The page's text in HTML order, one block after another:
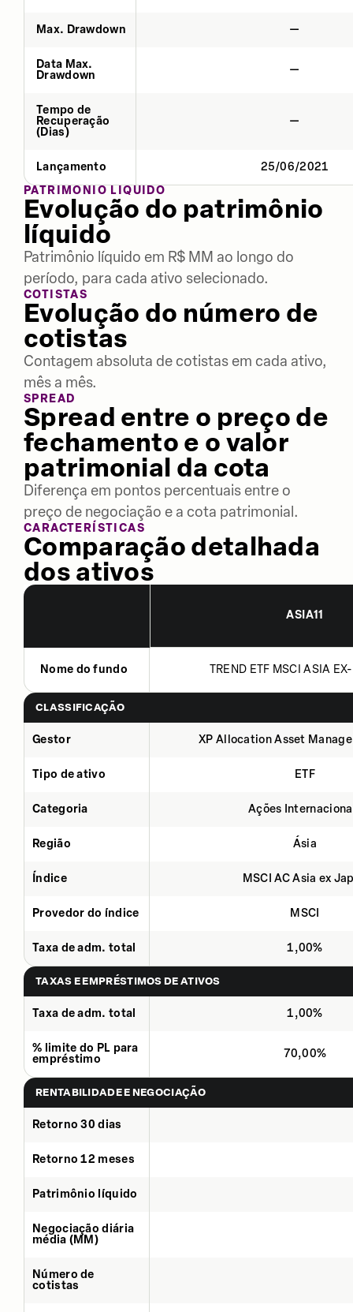
Max. Drawdown —
Data Max.
Drawdown
—
Tempo de
Recuperação
(Dias)
—
Lançamento
25/06/2021
PATRIMÔNIO LÍQUIDO
Evolução do patrimônio
líquido
Patrimônio líquido em R$ MM ao longo do
período, para cada ativo selecionado.
COTISTAS
Evolução do número de
cotistas
Contagem absoluta de cotistas em cada ativo,
mês a mês.
SPREAD
Spread entre o preço de
fechamento e o valor
patrimonial da cota
Diferença em pontos percentuais entre o
preço de negociação e a cota patrimonial.
CARACTERÍSTICAS
Comparação detalhada
dos ativos
ASIA11
Nome do fundo TREND ETF MSCI ASIA
CLASSIFICAÇÃO
Gestor XP Allocation Asset
Tipo de ativo ETF
Categoria Ações
Região Ásia
Índice MSCI AC Asia ex
Provedor do índice MSCI
Taxa de adm. total 1,00%
TAXAS E EMPRÉSTIMOS DE ATIVOS
Taxa de adm. total 1,00%
% limite do PL para
empréstimo
70,00%
RENTABILIDADE E NEGOCIAÇÃO
Retorno 30 dias
Retorno 12 meses
Patrimônio líquido
Negociação diária
média (MM)
Número de
cotistas